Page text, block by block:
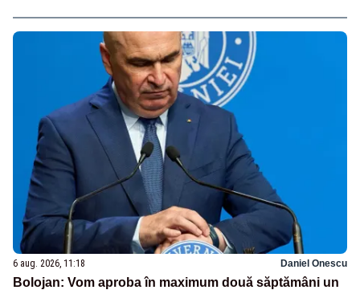
6 aug. 2026, 11:18 Daniel Onescu
Bolojan: Vom aproba în maximum două săptămâni un